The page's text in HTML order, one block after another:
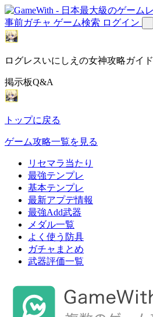
事前ガチャ ゲーム検索 ログイン
ログレスいにしえの女神攻略ガイド
掲示板Q&A
トップに戻る
ゲーム攻略一覧を見る
リセマラ当たり
最強テンプレ
基本テンプレ
最新アプデ情報
最強Add武器
メダル一覧
よく使う防具
ガチャまとめ
武器評価一覧